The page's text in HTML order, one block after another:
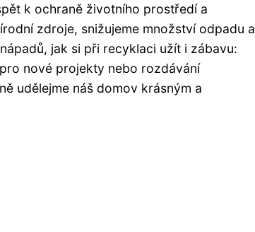
k ochraně životního prostředí a
zdroje, snižujeme množství odpadu a
jak si při recyklaci užít i zábavu:
nové projekty nebo rozdávání
udělejme náš domov krásným a